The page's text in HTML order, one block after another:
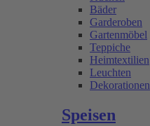
Bäder
Garderoben
Gartenmöbel
Teppiche
Heimtextilien
Leuchten
Dekorationen
Speisen